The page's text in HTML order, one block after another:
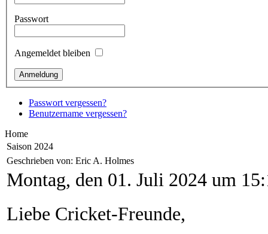
Passwort
Angemeldet bleiben
Passwort vergessen?
Benutzername vergessen?
Home
Saison 2024
Geschrieben von: Eric A. Holmes
Montag, den 01. Juli 2024 um
Liebe Cricket-Freunde,